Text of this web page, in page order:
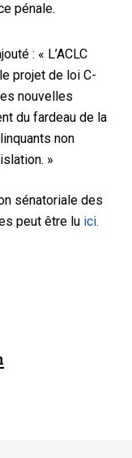
pénale.
: « L’ACLC
projet de loi C-
nouvelles
du fardeau de la
non
»
sénatoriale des
peut être lu ici.